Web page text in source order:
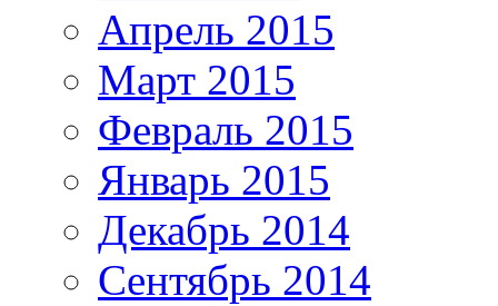
Апрель 2015
Март 2015
Февраль 2015
Январь 2015
Декабрь 2014
Сентябрь 2014